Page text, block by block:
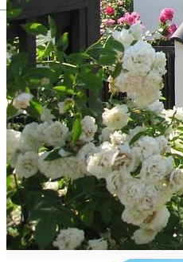
English